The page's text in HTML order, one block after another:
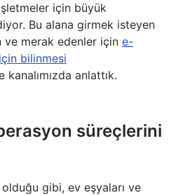
için büyük
Bu alana girmek isteyen
merak edenler için e-
bilinmesi
kanalımızda anlattık.
süreçlerini
gibi, ev eşyaları ve